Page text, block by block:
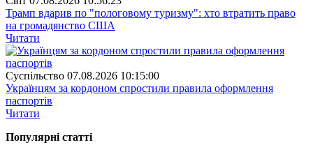
Трамп вдарив по "пологовому туризму": хто втратить право
на громадянство США
Читати
Суспiльство 07.08.2026 10:15:00
Українцям за кордоном спростили правила оформлення
паспортів
Читати
Популярнi статтi